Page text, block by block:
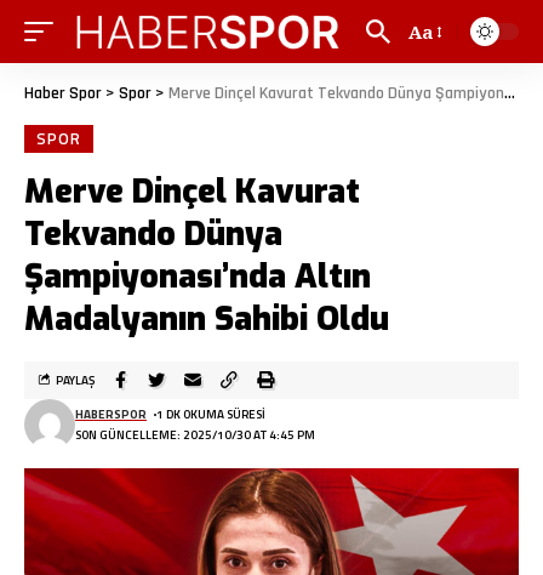
Aa
Haber Spor > Spor > Merve Dinçel Kavurat Tekvando Dünya Şampiyonası’nda Altın Madalyanın Sahibi Oldu
SPOR
Merve Dinçel Kavurat
Tekvando Dünya
Şampiyonası’nda Altın
Madalyanın Sahibi Oldu
SON GÜNCELLEME: 2025/10/30 AT 4:45 PM
HABERSPOR 1 DK OKUMA SÜRESI
PAYLAŞ